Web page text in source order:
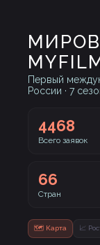
Первый
России · 7
4468
Всего заявок
66
Стран
🗺 Карта 📈